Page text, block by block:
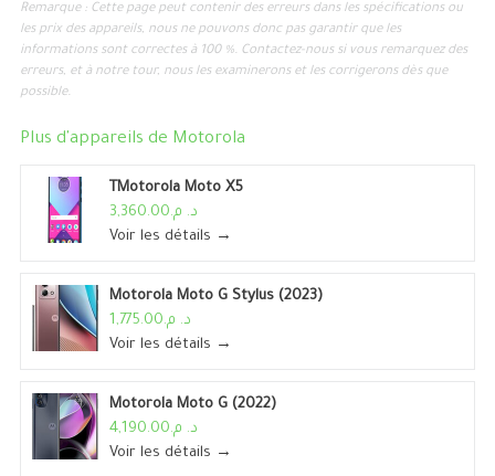
Remarque : Cette page peut contenir des erreurs dans les spécifications ou
les prix des appareils, nous ne pouvons donc pas garantir que les
informations sont correctes à 100 %. Contactez-nous si vous remarquez des
erreurs, et à notre tour, nous les examinerons et les corrigerons dès que
possible.
Plus d'appareils de Motorola
TMotorola Moto X5
د. م.3,360.00
Voir les détails →
Motorola Moto G Stylus (2023)
د. م.1,775.00
Voir les détails →
Motorola Moto G (2022)
د. م.4,190.00
Voir les détails →